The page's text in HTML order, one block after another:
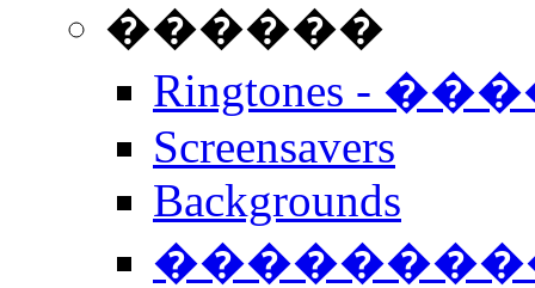
������
Ringtones -
Screensavers
Backgrounds